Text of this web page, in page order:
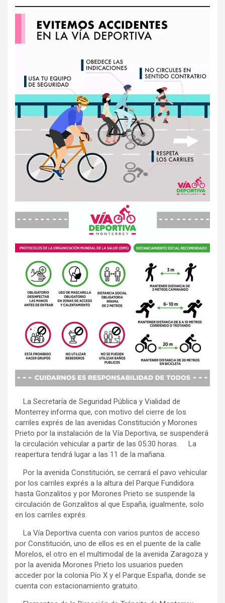
La Secretaría de Seguridad Pública y Vialidad de
Monterrey informa que, con motivo del cierre de los
carriles exprés de las avenidas Constitución y Morones
Prieto por la instalación de la Vía Deportiva, se suspenderá
la circulación vehicular a partir de las 05:30 horas. La
reapertura tendrá lugar a las 11 de la mañana.
Por la avenida Constitución, se cerrará el pavo vehicular
por los carriles exprés a la altura del Parque Fundidora
hasta Gonzalitos y por Morones Prieto se suspende la
circulación de Gonzalitos al que España, igualmente, solo
en los carriles exprés.
La Vía Deportiva cuenta con varios puntos de acceso
por Constitución, uno de ellos es en el puente de la calle
Morelos, el otro en el multimodal de la avenida Zaragoza y
por la avenida Morones Prieto los usuarios pueden
acceder por la colonia Pío X y el Parque España, donde se
cuenta con estacionamiento gratuito.